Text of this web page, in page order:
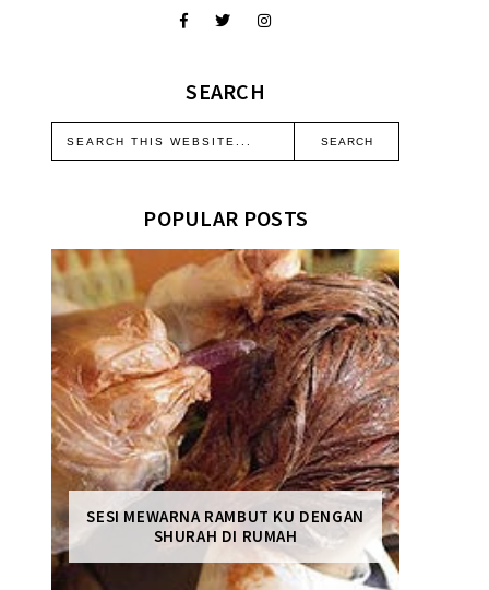
SEARCH
POPULAR POSTS
SESI MEWARNA RAMBUT KU DENGAN
SHURAH DI RUMAH